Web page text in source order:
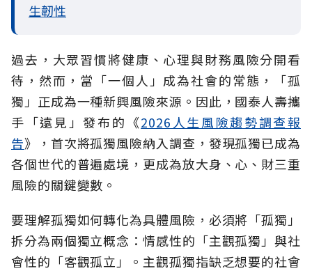
生韌性
過去，大眾習慣將健康、心理與財務風險分開看
待，然而，當「一個人」成為社會的常態，「孤
獨」正成為一種新興風險來源。因此，國泰人壽攜
手「遠見」發布的《2026人生風險趨勢調查報
告》，首次將孤獨風險納入調查，發現孤獨已成為
各個世代的普遍處境，更成為放大身、心、財三重
風險的關鍵變數。
要理解孤獨如何轉化為具體風險，必須將「孤獨」
拆分為兩個獨立概念：情感性的「主觀孤獨」與社
會性的「客觀孤立」。主觀孤獨指缺乏想要的社會